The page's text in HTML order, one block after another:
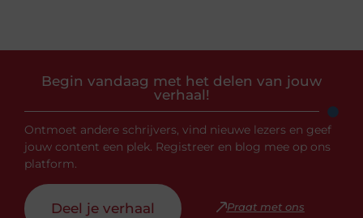
Begin vandaag met het delen van jouw
verhaal!
Ontmoet andere schrijvers, vind nieuwe lezers en geef
jouw content een plek. Registreer en blog mee op ons
platform.
Deel je verhaal Praat met ons